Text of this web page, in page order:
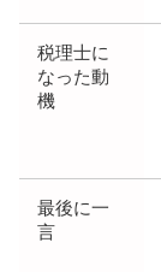
税理士に
なった動
機
最後に一
言